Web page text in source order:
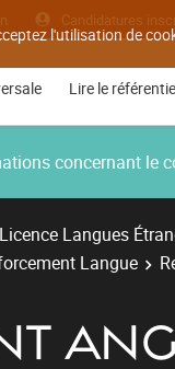
l'utilisation de
Candidatures
Lire le
concernant le
Licence Langues
Langue